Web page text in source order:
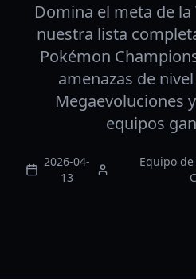
Domina el meta de
nuestra lista
Pokémon
amenazas de
Megaevoluciones
equipos
2026-04-
13
Equipo